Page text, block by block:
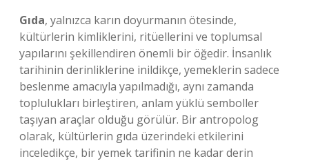
Gıda, yalnızca karın doyurmanın ötesinde,
kültürlerin kimliklerini, ritüellerini ve toplumsal
yapılarını şekillendiren önemli bir öğedir. İnsanlık
tarihinin derinliklerine inildikçe, yemeklerin sadece
beslenme amacıyla yapılmadığı, aynı zamanda
toplulukları birleştiren, anlam yüklü semboller
taşıyan araçlar olduğu görülür. Bir antropolog
olarak, kültürlerin gıda üzerindeki etkilerini
inceledikçe, bir yemek tarifinin ne kadar derin